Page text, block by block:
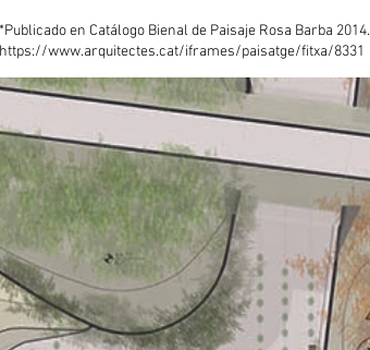
*Publicado en Catálogo Bienal de Paisaje Rosa Barba 2014.
https://www.arquitectes.cat/iframes/paisatge/fitxa/8331